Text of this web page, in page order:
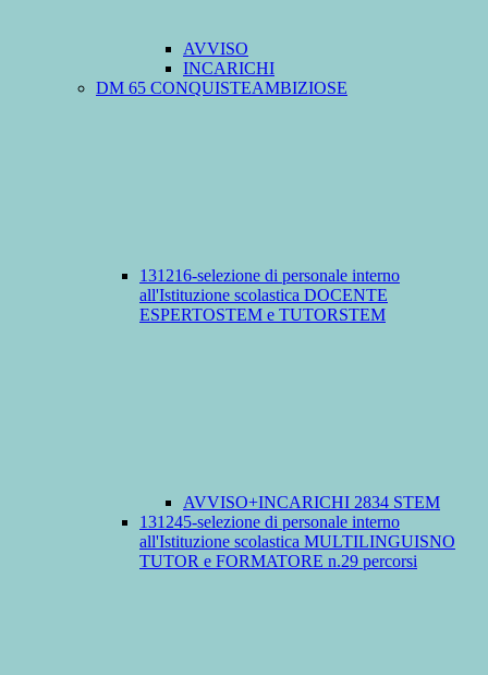
AVVISO
INCARICHI
DM 65 CONQUISTEAMBIZIOSE
131216-selezione di personale interno
all'Istituzione scolastica DOCENTE
ESPERTOSTEM e TUTORSTEM
AVVISO+INCARICHI 2834 STEM
131245-selezione di personale interno
all'Istituzione scolastica MULTILINGUISNO
TUTOR e FORMATORE n.29 percorsi